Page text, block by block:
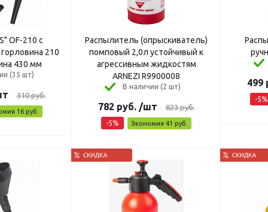
OF-210 с
210
430 мм
(35 шт)
310руб.
16руб.
Распылитель (опрыскиватель)
помповый 2,0л устойчивый к
агрессивным жидкостям
ARNEZI R9900008
В наличии (2 шт)
782 руб. /шт 823руб.
-5% Экономия 41 руб.
499
-5%